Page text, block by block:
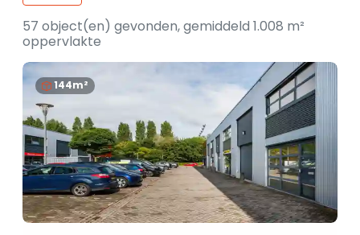
57 object(en) gevonden, gemiddeld 1.008 m²
oppervlakte
144m²